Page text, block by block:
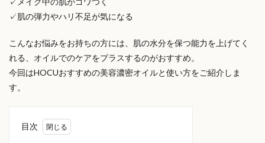
✓肌の弾力やハリ不足が気になる
こんなお悩みをお持ちの方には、肌の水分を保つ能力を上げてく
れる、オイルでのケアをプラスするのがおすすめ。
今回はHOCUおすすめの美容濃密オイルと使い方をご紹介しま
す。
目次